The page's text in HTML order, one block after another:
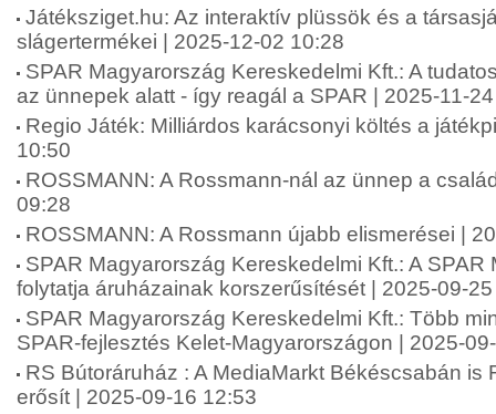
Játéksziget.hu: Az interaktív plüssök és a
slágertermékei | 2025-12-02 10:28
SPAR Magyarország Kereskedelmi Kft.: A
az ünnepek alatt - így reagál a SPAR | 2025-11-
Regio Játék: Milliárdos karácsonyi költés a
10:50
ROSSMANN: A Rossmann-nál az ünnep a
09:28
ROSSMANN: A Rossmann újabb elismerései |
SPAR Magyarország Kereskedelmi Kft.: A SPAR
folytatja áruházainak korszerűsítését | 2025-09-
SPAR Magyarország Kereskedelmi Kft.: Több
SPAR-fejlesztés Kelet-Magyarországon | 2025-
RS Bútoráruház : A MediaMarkt Békéscsabán is
erősít | 2025-09-16 12:53